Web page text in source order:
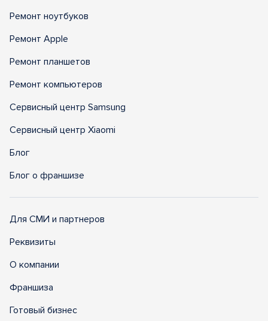
Ремонт ноутбуков
Ремонт Apple
Ремонт планшетов
Ремонт компьютеров
Сервисный центр Samsung
Сервисный центр Xiaomi
Блог
Блог о франшизе
Для СМИ и партнеров
Реквизиты
О компании
Франшиза
Готовый бизнес